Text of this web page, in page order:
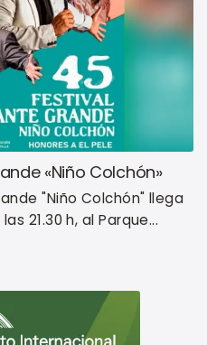
«Niño Colchón»
"Niño Colchón" llega
21.30 h, al Parque...